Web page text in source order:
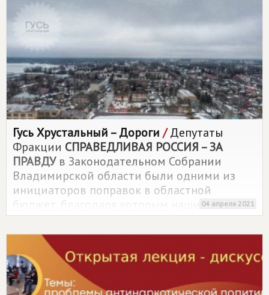
Гусь Хрустальный – Дороги /Депутаты
Фракции СПРАВЕДЛИВАЯ РОССИЯ – ЗА
ПРАВДУв Законодательном Собрании
Владимирской области были одними из
инициаторов поправок в областной
бюджет, благодаря которым наши
районные, городские и сельские поселения
получат дополнительно на ремонт дорог
местного значения более 900 млн рублей
уже в этом году. Напоминаем, что
инициативу о дополнительном выделении
средств на ремонт дорог местного значения
04 апреля 2021